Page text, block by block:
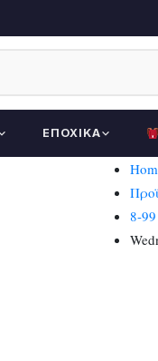
ΕΠΟΧΙΚΆ
8-99